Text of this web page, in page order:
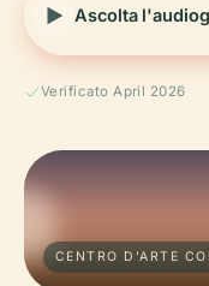
Ascolta
Verificato April 2026
CENTRO D'ARTE